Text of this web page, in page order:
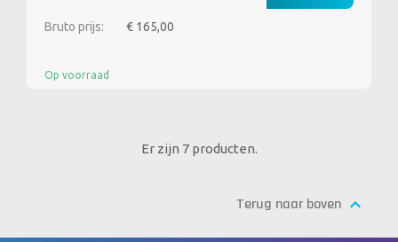
Bruto prijs: € 165,00
Op voorraad
Er zijn 7 producten.
Terug naar boven 